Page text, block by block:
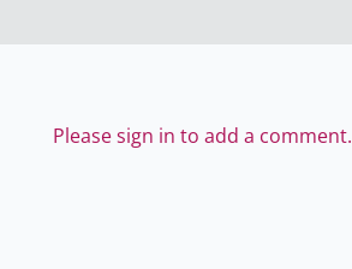
Please sign in to add a comment.